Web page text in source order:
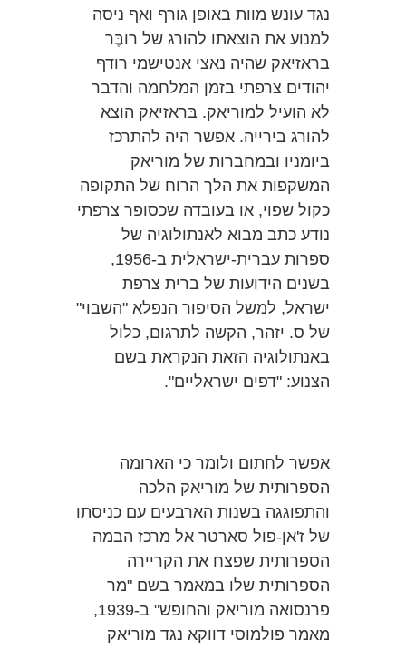
נגד עונש מוות באופן גורף ואף ניסה
למנוע את הוצאתו להורג של רובֶּר
בּראזיאק שהיה נאצי אנטישמי רודף
יהודים צרפתי בזמן המלחמה והדבר
לא הועיל למוריאק. בּראזיאק הוצא
להורג בירייה. אפשר היה להתרכז
ביומניו ובמחברות של מוריאק
המשקפות את הלך הרוח של התקופה
כקול שפוי, או בעובדה שכסופר צרפתי
נודע כתב מבוא לאנתולוגיה של
ספרות עברית-ישראלית ב-1956,
בשנים הידועות של ברית צרפת
ישראל, למשל הסיפור הנפלא "השבוי"
של ס. יזהר, הקשה לתרגום, כלול
באנתולוגיה הזאת הנקראת בשם
הצנוע: "דפים ישראליים".
אפשר לחתום ולומר כי הארומה
הספרותית של מוריאק הלכה
והתפוגגה בשנות הארבעים עם כניסתו
של ז'אן-פול סארטר אל מרכז הבמה
הספרותית שפצח את הקריירה
הספרותית שלו במאמר בשם "מר
פרנסואה מוריאק והחופש" ב-1939,
מאמר פולמוסי דווקא נגד מוריאק